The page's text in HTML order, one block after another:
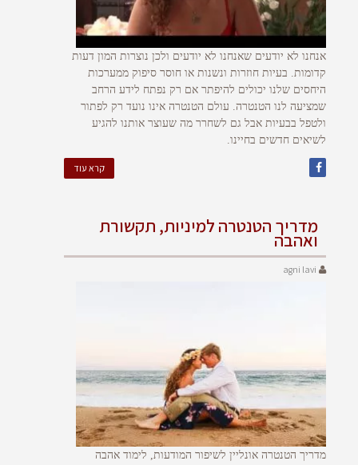
אנחנו לא יודעים שאנחנו לא יודעים ולכן נוצרות המון דעות
קדומות. בעיות חוזרות ונשנות או חוסר סיפוק ממערכות
היחסים שלנו יכולים להיפתר אם רק נפתח לידע הרחב
שמציעה לנו הטנטרה. עולם הטנטרה אינו נועד רק לפתור
ולטפל בבעיות אבל גם לשחרר מה שעוצר אותנו להגיע
לשיאים חדשים בחיינו.
קרא עוד
מדריך הטנטרה למיניות, תקשורת
ואהבה
agni lavi
מדריך הטנטרה אונליין לשיפור המודעות, לימוד אהבה